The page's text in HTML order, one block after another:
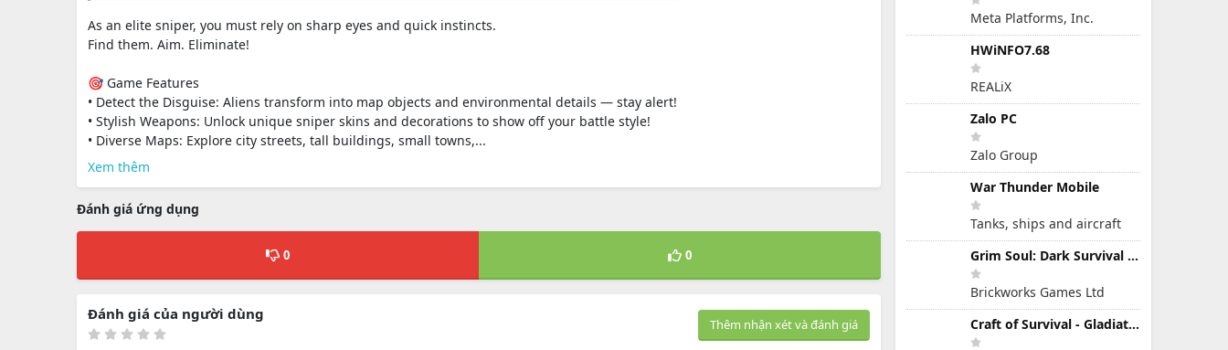
As an elite sniper, you must rely on sharp eyes and quick instincts.
Find them. Aim. Eliminate!
🎯 Game Features
• Detect the Disguise: Aliens transform into map objects and environmental details — stay alert!
• Stylish Weapons: Unlock unique sniper skins and decorations to show off your battle style!
• Diverse Maps: Explore city streets, tall buildings, small towns,...
Xem thêm
Đánh giá ứng dụng
0 0
Thêm nhận xét và đánh giá
Đánh giá của người dùng
Meta Platforms, Inc.
HWiNFO7.68
REALiX
Zalo PC
Zalo Group
War Thunder Mobile
Tanks, ships and aircraft
Grim Soul: Dark Survival RPG
Brickworks Games Ltd
Craft of Survival - Gladiators